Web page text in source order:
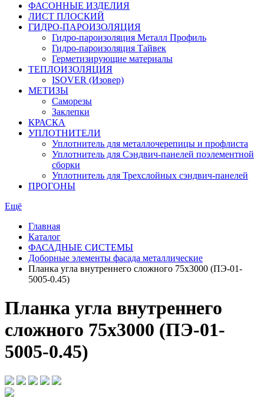
ФАСОННЫЕ ИЗДЕЛИЯ
ЛИСТ ПЛОСКИЙ
ГИДРО-ПАРОИЗОЛЯЦИЯ
Гидро-пароизоляция Металл Профиль
Гидро-пароизоляция Тайвек
Герметизирующие материалы
ТЕПЛОИЗОЛЯЦИЯ
ISOVER (Изовер)
МЕТИЗЫ
Саморезы
Заклепки
КРАСКА
УПЛОТНИТЕЛИ
Уплотнитель для металлочерепицы и профлиста
Уплотнитель для Сэндвич-панелей поэлементной
сборки
Уплотнитель для Трехслойных сэндвич-панелей
ПРОГОНЫ
Ещё
Главная
Каталог
ФАСАДНЫЕ СИСТЕМЫ
Доборные элементы фасада металлические
Планка угла внутреннего сложного 75х3000 (ПЭ-01-
5005-0.45)
Планка угла внутреннего
сложного 75х3000 (ПЭ-01-
5005-0.45)